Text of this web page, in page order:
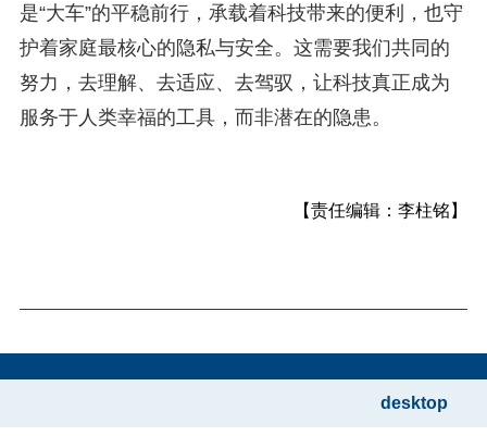
是“大车”的平稳前行，承载着科技带来的便利，也守
护着家庭最核心的隐私与安全。这需要我们共同的
努力，去理解、去适应、去驾驭，让科技真正成为
服务于人类幸福的工具，而非潜在的隐患。
【责任编辑：李柱铭】
desktop